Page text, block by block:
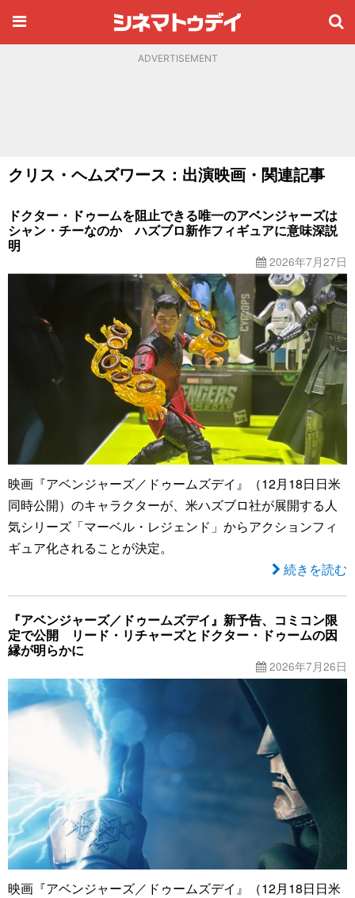
ADVERTISEMENT
クリス・ヘムズワース：出演映画・関連記事
ドクター・ドゥームを阻止できる唯一のアベンジャーズは
シャン・チーなのか ハズブロ新作フィギュアに意味深説
明
2026年7月27日
映画『アベンジャーズ／ドゥームズデイ』（12月18日日米
同時公開）のキャラクターが、米ハズブロ社が展開する人
気シリーズ「マーベル・レジェンド」からアクションフィ
ギュア化されることが決定。
続きを読む
『アベンジャーズ／ドゥームズデイ』新予告、コミコン限
定で公開 リード・リチャーズとドクター・ドゥームの因
縁が明らかに
2026年7月26日
映画『アベンジャーズ／ドゥームズデイ』（12月18日日米